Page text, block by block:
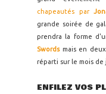
chapeautés par
grande soirée de
prendra la forme
Swords mais en
réparti sur le mois de
ENFILEZ VOS